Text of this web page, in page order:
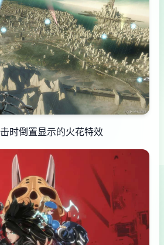
时倒置显示的火花特效